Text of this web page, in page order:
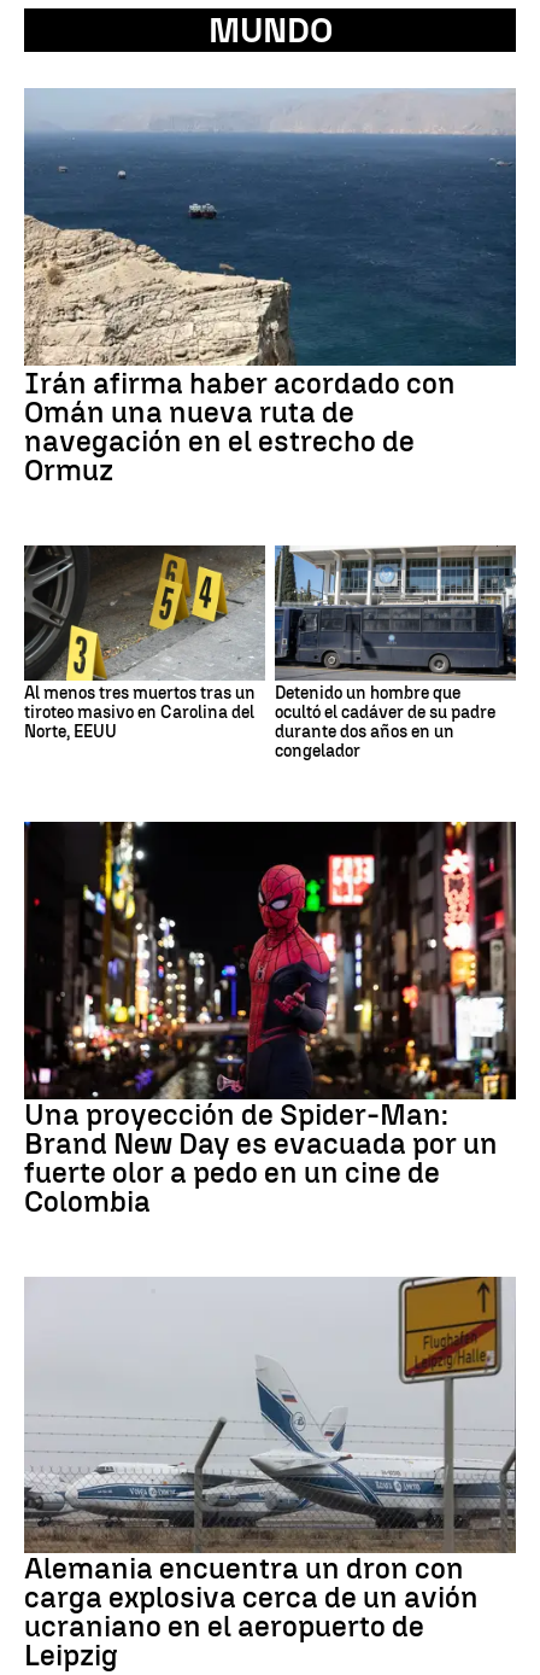
MUNDO
Irán afirma haber acordado con
Omán una nueva ruta de
navegación en el estrecho de
Ormuz
Al menos tres muertos tras un
tiroteo masivo en Carolina del
Norte, EEUU
Detenido un hombre que
ocultó el cadáver de su padre
durante dos años en un
congelador
Pedo Spiderman
Una proyección de Spider-Man:
Brand New Day es evacuada por un
fuerte olor a pedo en un cine de
Colombia
Dron Ucrania
Alemania encuentra un dron con
carga explosiva cerca de un avión
ucraniano en el aeropuerto de
Leipzig